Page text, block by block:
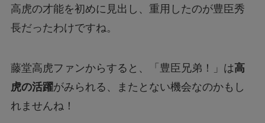
高虎の才能を初めに見出し、重用したのが豊臣秀
長だったわけですね。
藤堂高虎ファンからすると、「豊臣兄弟！」は高
虎の活躍がみられる、またとない機会なのかもし
れませんね！